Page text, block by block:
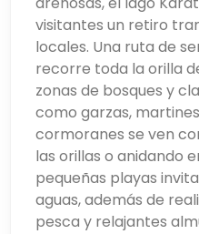
visitantes un retiro
locales. Una ruta de
recorre toda la orilla
zonas de bosques y
como garzas,
cormoranes se ven
las orillas o anidando
pequeñas playas
aguas, además de
pesca y relajantes